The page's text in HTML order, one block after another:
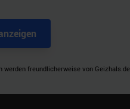
werden freundlicherweise von